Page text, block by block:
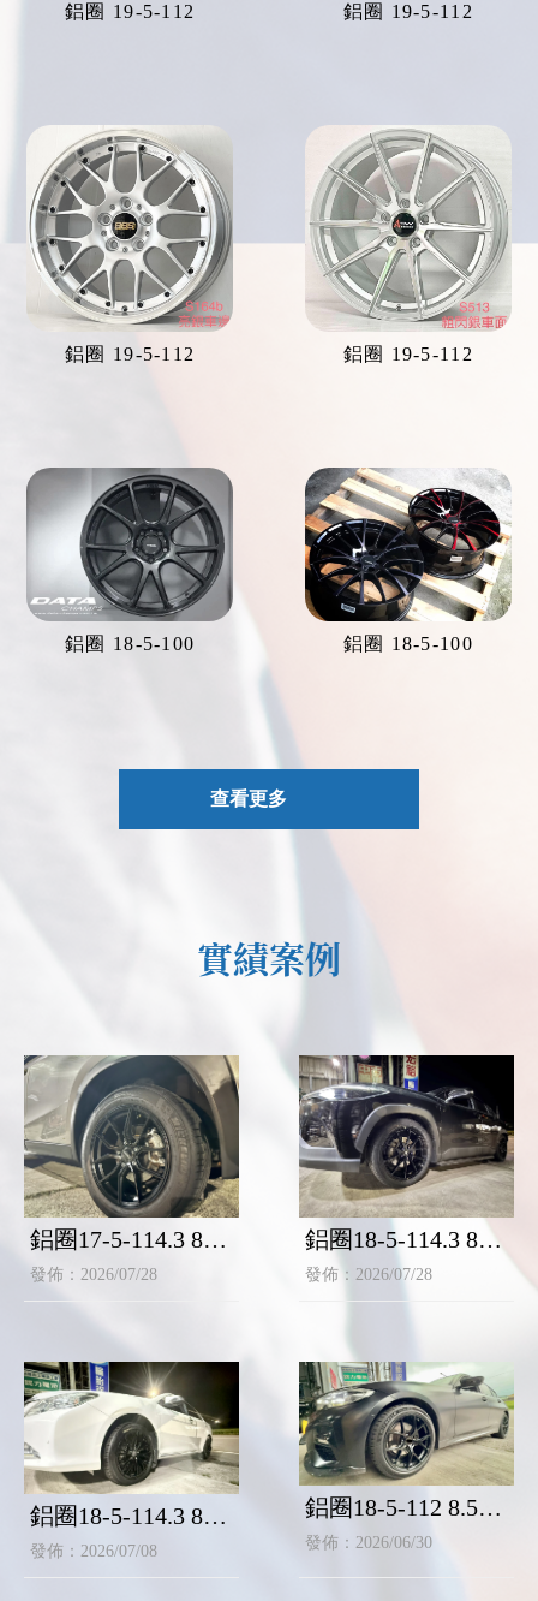
鋁圈 19-5-112 鋁圈 19-5-112
鋁圈 19-5-112 鋁圈 19-5-112
鋁圈 18-5-100 鋁圈 18-5-100
查看更多
實績案例
鋁圈17-5-114.3 8J
—ET42
發佈：2026/07/28
鋁圈18-5-114.3 8J
—ET42
發佈：2026/07/28
鋁圈18-5-114.3 8J
—ET40
發佈：2026/07/08
鋁圈18-5-112 8.5J-
ET30／9J-ET35
發佈：2026/06/30